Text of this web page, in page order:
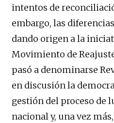
intentos de
embargo, las
dando origen a la
Movimiento de
pasó a denominarse
en discusión la
gestión del proceso de
nacional y, una vez